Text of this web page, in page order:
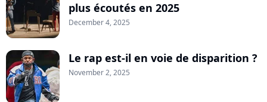
plus écoutés en 2025
December 4, 2025
Le rap est-il en voie de disparition ?
November 2, 2025